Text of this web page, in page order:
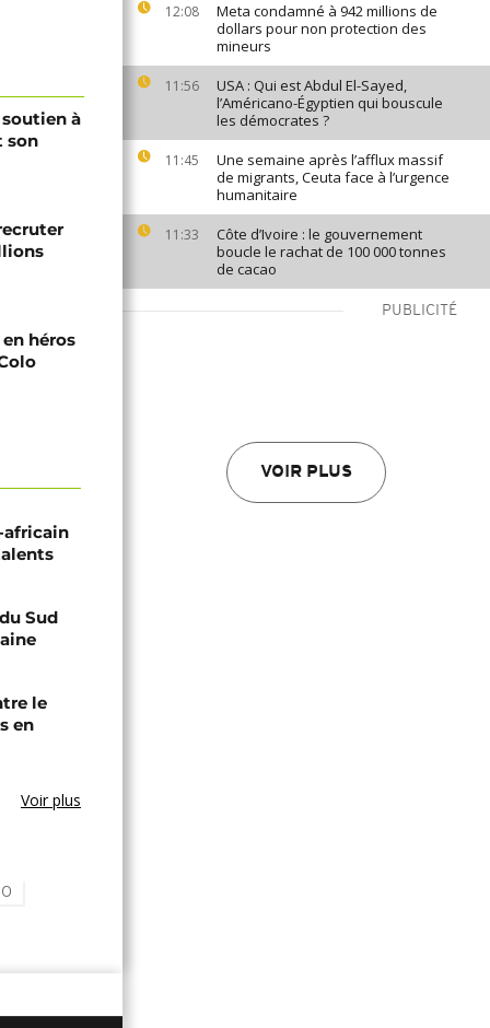
12:08
Meta condamné à 942 millions de
dollars pour non protection des
mineurs
11:56
USA : Qui est Abdul El-Sayed,
l’Américano-Égyptien qui bouscule
les démocrates ?
11:45
Une semaine après l’afflux massif
de migrants, Ceuta face à l’urgence
humanitaire
11:33
Côte d’Ivoire : le gouvernement
boucle le rachat de 100 000 tonnes
de cacao
PUBLICITÉ
VOIR PLUS
soutien à
son
héros
africain
Sud
le
en
Voir plus